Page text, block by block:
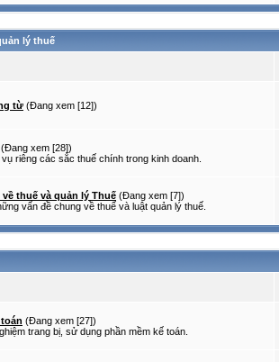
lý thuế
từ (Đang xem [12])
(Đang xem [28])
riêng các sắc thuế chính trong kinh doanh.
thuế và quản lý Thuế (Đang xem [7])
vấn đề chung về thuế và luật quản lý thuế.
(Đang xem [27])
trang bị, sử dụng phần mềm kế toán.